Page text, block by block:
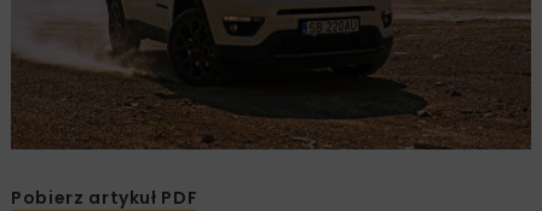
Pobierz artykuł PDF